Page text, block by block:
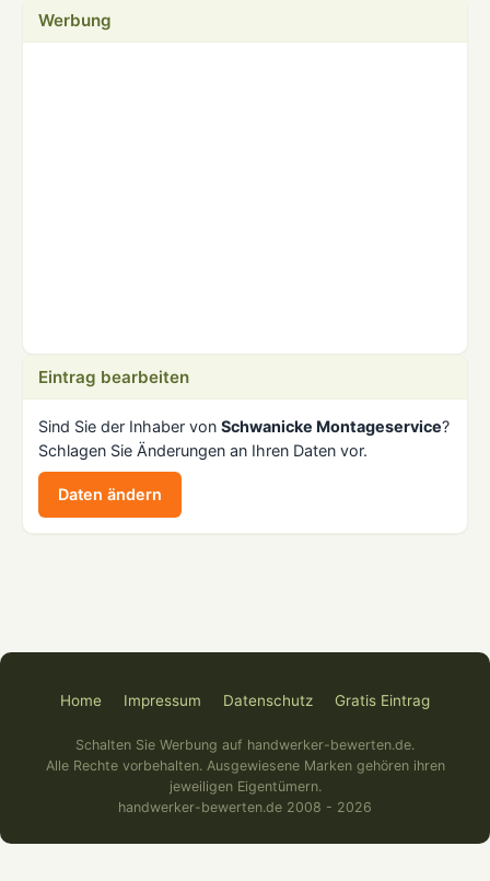
Werbung
Eintrag bearbeiten
Sind Sie der Inhaber von Schwanicke Montageservice?
Schlagen Sie Änderungen an Ihren Daten vor.
Daten ändern
Home Impressum Datenschutz Gratis Eintrag
Schalten Sie Werbung auf handwerker-bewerten.de.
Alle Rechte vorbehalten. Ausgewiesene Marken gehören ihren
jeweiligen Eigentümern.
handwerker-bewerten.de 2008 - 2026